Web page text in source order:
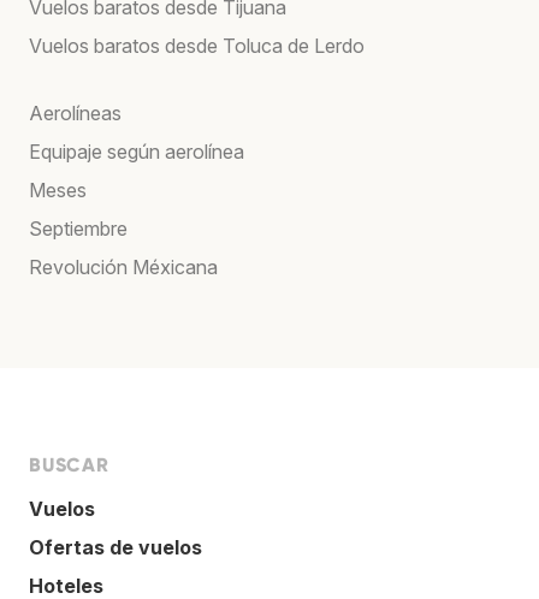
Vuelos baratos desde Tijuana
Vuelos baratos desde Toluca de Lerdo
Aerolíneas
Equipaje según aerolínea
Meses
Septiembre
Revolución Méxicana
BUSCAR
Vuelos
Ofertas de vuelos
Hoteles